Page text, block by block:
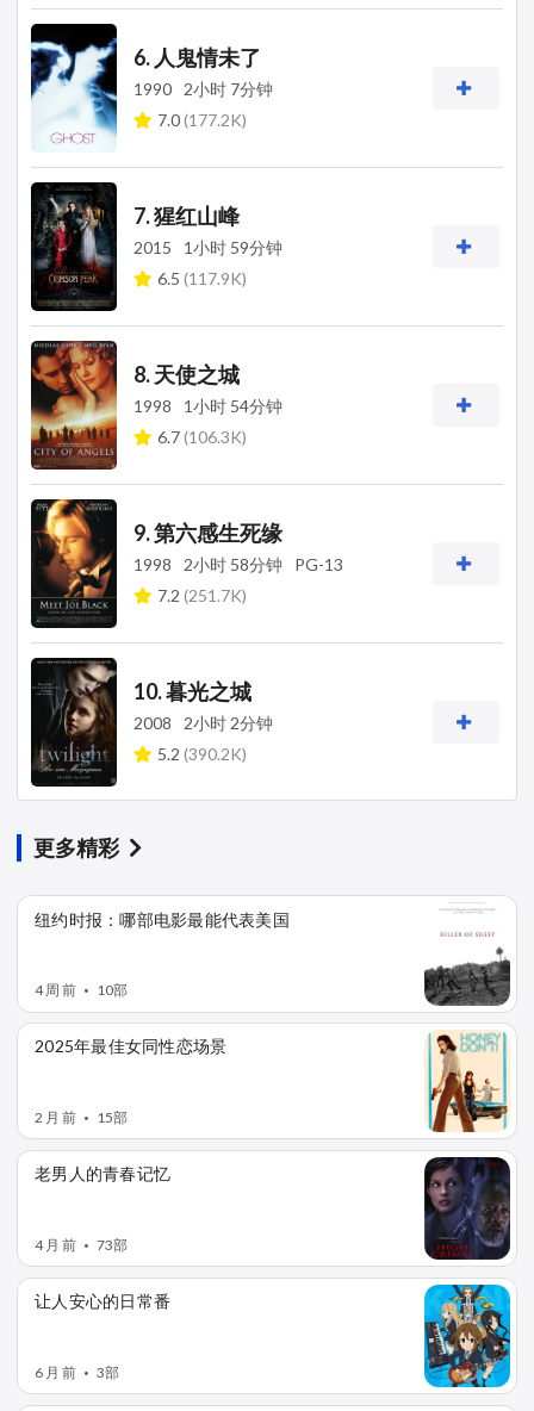
6. 人鬼情未了
1990
2小时 7分钟
7.0(177.2K)
7. 猩红山峰
2015
1小时 59分钟
6.5 (117.9K)
8. 天使之城
1998
1小时 54分钟
6.7(106.3K)
9. 第六感生死缘
1998 2小时 58分钟
PG-13
7.2 (251.7K)
10. 暮光之城
2008
2小时 2分钟
5.2 (390.2K)
更多精彩
纽约时报：哪部电影最能代表美国
4 周 前 • 10部
2025年最佳女同性恋场景
2 月 前 • 15部
老男人的青春记忆
4 月 前 • 73部
让人安心的日常番
6 月 前 • 3部